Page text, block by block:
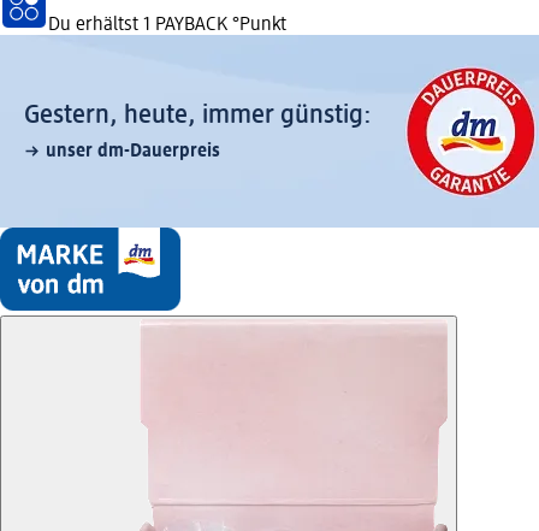
Du erhältst 1 PAYBACK °Punkt
Gestern, heute, immer günstig:
unser dm-Dauerpreis